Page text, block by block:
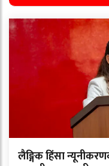
लैङ्गिक हिंसा